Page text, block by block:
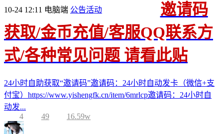
10-24 12:11 电脑端 公告活动
邀请码
获取/金币充值/客服QQ联系方
式/各种常见问题 请看此贴
24小时自助获取“邀请码”邀请码：24小时自动发卡（微信+支
付宝）https://www.yishengfk.cn/item/6mrlcp邀请码：24小时自
动发...
4
49 16.59w